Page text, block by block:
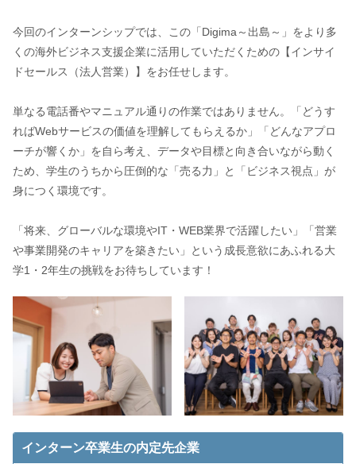
今回のインターンシップでは、この「Digima～出島～」をより多
くの海外ビジネス支援企業に活用していただくための【インサイ
ドセールス（法人営業）】をお任せします。
単なる電話番やマニュアル通りの作業ではありません。「どうす
ればWebサービスの価値を理解してもらえるか」「どんなアプロ
ーチが響くか」を自ら考え、データや目標と向き合いながら動く
ため、学生のうちから圧倒的な「売る力」と「ビジネス視点」が
身につく環境です。
「将来、グローバルな環境やIT・WEB業界で活躍したい」「営業
や事業開発のキャリアを築きたい」という成長意欲にあふれる大
学1・2年生の挑戦をお待ちしています！
インターン卒業生の内定先企業